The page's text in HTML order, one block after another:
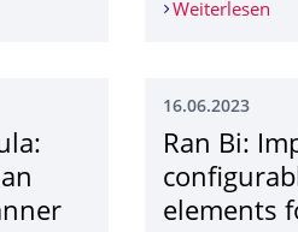
an Ahmed Kamaleldin
Weiterlesen
16.06.2023
Ran Bi:
elements